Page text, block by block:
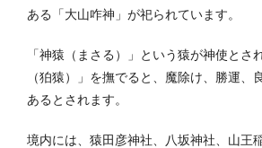
ある「大山咋神」が祀られています。
「神猿（まさる）」という猿が神使とさ
（狛猿）」を撫でると、魔除け、勝運、
あるとされます。
境内には、猿田彦神社、八坂神社、山王